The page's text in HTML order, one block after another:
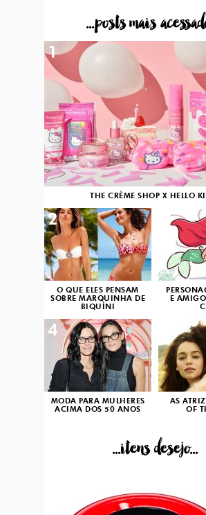
...posts mais
THE CRÈME SHOP X HELLO
1
O QUE ELES PENSAM
SOBRE MARQUINHA DE
BIQUÍNI
2
E
3
MODA PARA MULHERES
ACIMA DOS 50 ANOS
4
AS
OF
...itens desejo...